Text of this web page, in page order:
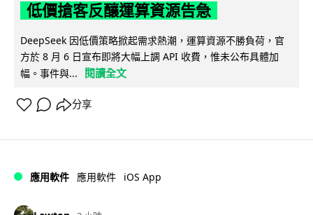
低價搶客反釀運算資源告急
DeepSeek 因低價策略掀起需求熱潮，運算資源不勝負荷，官
方於 8 月 6 日宣布即將大幅上調 API 收費，惟未公布具體加
幅。事件與...
閱讀全文
分享
應用軟件 應用軟件 iOS App